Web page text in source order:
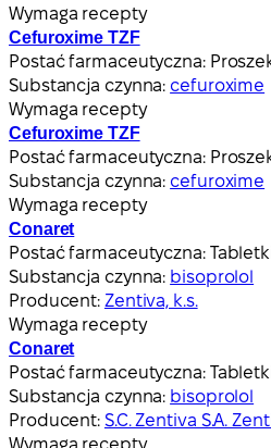
Wymaga recepty
Cefuroxime TZF
Postać farmaceutyczna:
Substancja czynna: cefuroxime
Wymaga recepty
Cefuroxime TZF
Postać farmaceutyczna:
Substancja czynna: cefuroxime
Wymaga recepty
Conaret
Postać farmaceutyczna:
Substancja czynna: bisoprolol
Producent: Zentiva, k.s.
Wymaga recepty
Conaret
Postać farmaceutyczna:
Substancja czynna: bisoprolol
Producent: S.C. Zentiva S.A.
Wymaga recepty